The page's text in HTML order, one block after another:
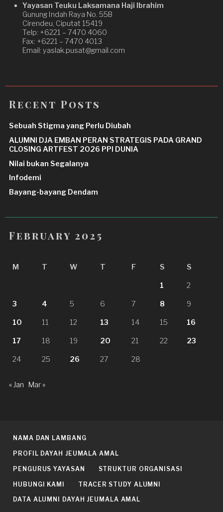
Yayasan Teuku Laksamana Haji Ibrahim
Gunung Indah Raya No. 55B
Cirendeu, Ciputat 15419
Telp: +6221 – 7470 4060
Fax: +6221 – 7470 4013
Email: yaslak.pusat@gmail.com
Recent Posts
Sebuah Stigma yang Perlu Diubah
ALUMNI DJA EMBAN PERAN STRATEGIS PADA GRAND
CLOSING ARTFEST 2026 PPI DUNIA
Nilai bukan Segalanya
Infodemi
Bayang-bayang Dendam
February 2025
M T W T F S S
1 2
3 4 5 6 7 8 9
10 11 12 13 14 15 16
17 18 19 20 21 22 23
24 25 26 27 28
« Jan Mar »
NAMA DAN LAMBANG
PROFIL DAYAH JEUMALA AMAL
PENGURUS YAYASAN STRUKTUR ORGANISASI
HUBUNGI KAMI TRACER STUDY ALUMNI
DATA ALUMNI DAYAH JEUMALA AMAL